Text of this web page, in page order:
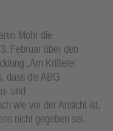
Mohr die
Februar über den
„Am Krifteler
dass die ABG
und
wie vor der Ansicht ist,
nicht gegeben sei.